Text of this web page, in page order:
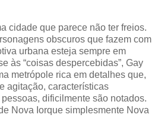
cidade que parece não ter freios.
obscuros que fazem com
urbana esteja sempre em
às “coisas despercebidas”, Gay
metrópole rica em detalhes que,
agitação, características
dificilmente são notados.
Nova Iorque simplesmente Nova